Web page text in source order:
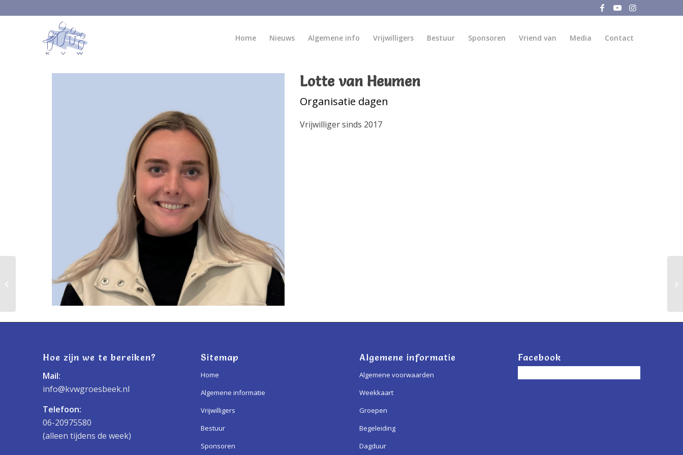
Home Nieuws Algemene info Vrijwilligers Bestuur Sponsoren Vriend van Media Contact
Lotte van Heumen
Organisatie dagen
Vrijwilliger sinds 2017
Hoe zijn we te bereiken?
Mail:
info@kvwgroesbeek.nl
Telefoon:
06-20975580
(alleen tijdens de week)
Sitemap
Home
Algemene informatie
Vrijwilligers
Bestuur
Sponsoren
Algemene informatie
Algemene voorwaarden
Weekkaart
Groepen
Begeleiding
Dagduur
Facebook
Amy Thoonen